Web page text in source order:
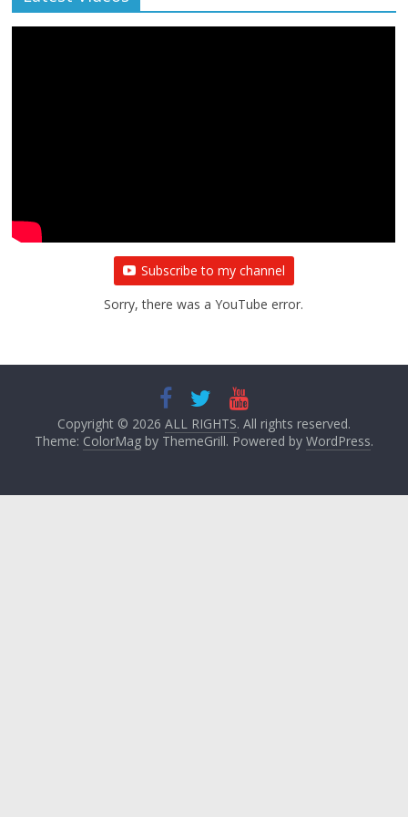
Subscribe to my channel
Sorry, there was a YouTube error.
Copyright © 2026 ALL RIGHTS. All rights reserved.
Theme: ColorMagby ThemeGrill. Powered by WordPress.